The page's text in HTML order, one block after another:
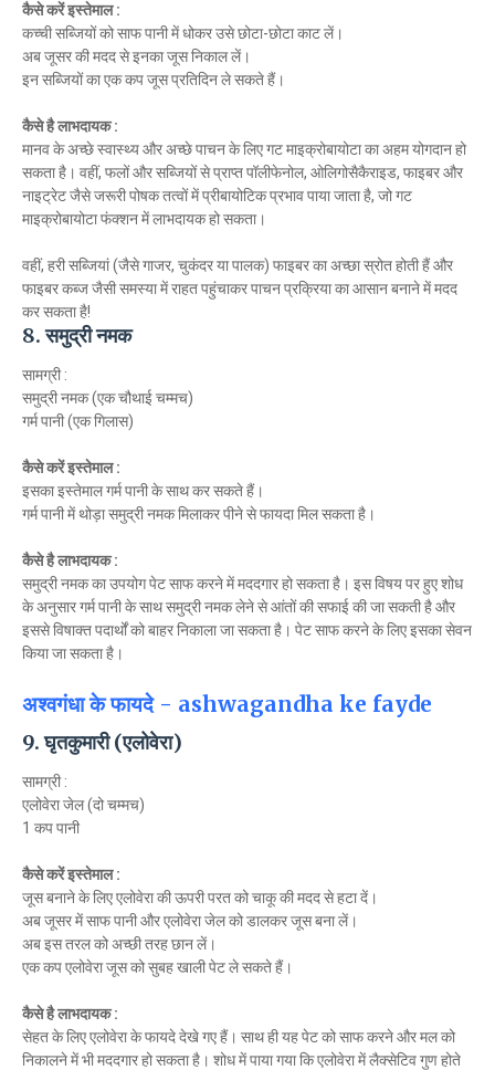
कैसे करें इस्तेमाल :
कच्ची सब्जियों को साफ पानी में धोकर उसे छोटा-छोटा काट लें।
अब जूसर की मदद से इनका जूस निकाल लें।
इन सब्जियों का एक कप जूस प्रतिदिन ले सकते हैं।
कैसे है लाभदायक :
मानव के अच्छे स्वास्थ्य और अच्छे पाचन के लिए गट माइक्रोबायोटा का अहम योगदान हो
सकता है। वहीं, फलों और सब्जियों से प्राप्त पॉलीफेनोल, ओलिगोसैकैराइड, फाइबर और
नाइट्रेट जैसे जरूरी पोषक तत्वों में प्रीबायोटिक प्रभाव पाया जाता है, जो गट
माइक्रोबायोटा फंक्शन में लाभदायक हो सकता।
वहीं, हरी सब्जियां (जैसे गाजर, चुकंदर या पालक) फाइबर का अच्छा स्रोत होती हैं और
फाइबर कब्ज जैसी समस्या में राहत पहुंचाकर पाचन प्रक्रिया का आसान बनाने में मदद
कर सकता है!
8. समुद्री नमक
सामग्री :
समुद्री नमक (एक चौथाई चम्मच)
गर्म पानी (एक गिलास)
कैसे करें इस्तेमाल :
इसका इस्तेमाल गर्म पानी के साथ कर सकते हैं।
गर्म पानी में थोड़ा समुद्री नमक मिलाकर पीने से फायदा मिल सकता है।
कैसे है लाभदायक :
समुद्री नमक का उपयोग पेट साफ करने में मददगार हो सकता है। इस विषय पर हुए शोध
के अनुसार गर्म पानी के साथ समुद्री नमक लेने से आंतों की सफाई की जा सकती है और
इससे विषाक्त पदार्थों को बाहर निकाला जा सकता है। पेट साफ करने के लिए इसका सेवन
किया जा सकता है।
अश्वगंधा के फायदे - ashwagandha ke fayde
9. घृतकुमारी (एलोवेरा)
सामग्री :
एलोवेरा जेल (दो चम्मच)
1 कप पानी
कैसे करें इस्तेमाल :
जूस बनाने के लिए एलोवेरा की ऊपरी परत को चाकू की मदद से हटा दें।
अब जूसर में साफ पानी और एलोवेरा जेल को डालकर जूस बना लें।
अब इस तरल को अच्छी तरह छान लें।
एक कप एलोवेरा जूस को सुबह खाली पेट ले सकते हैं।
कैसे है लाभदायक :
सेहत के लिए एलोवेरा के फायदे देखे गए हैं। साथ ही यह पेट को साफ करने और मल को
निकालने में भी मददगार हो सकता है। शोध में पाया गया कि एलोवेरा में लैक्सेटिव गुण होते